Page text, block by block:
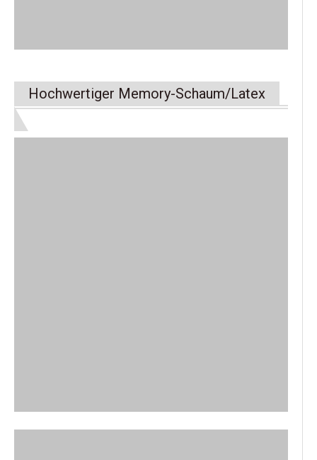
Hochwertiger Memory-Schaum/Latex